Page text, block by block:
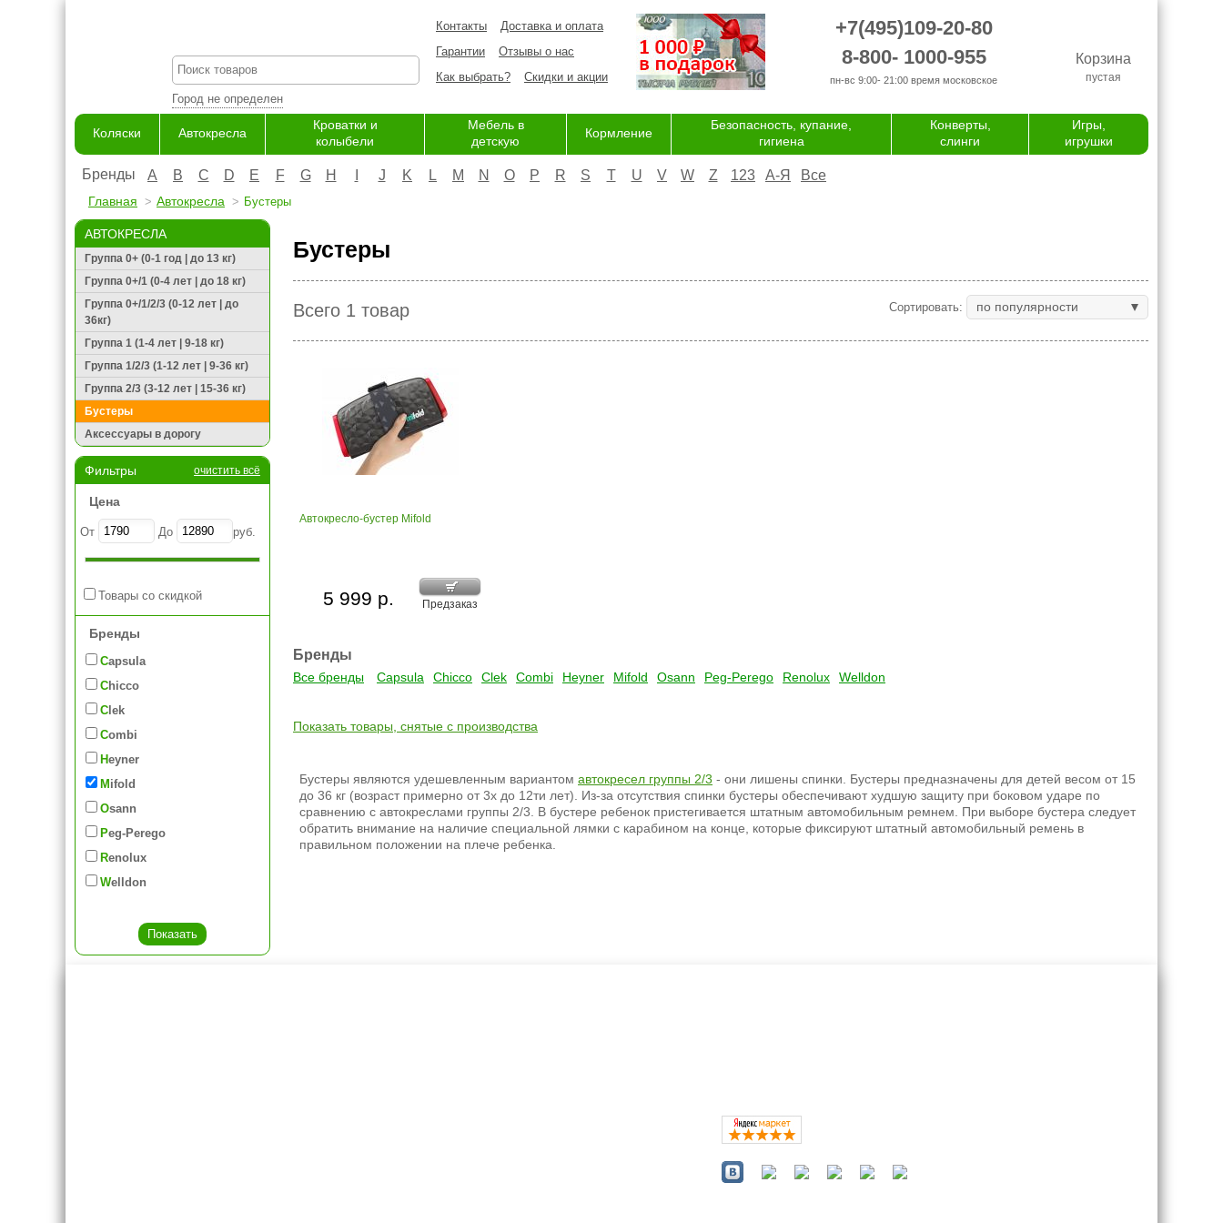
Город не определен
Контакты
Доставка и оплата
Гарантии
Отзывы о нас
Как выбрать?
Скидки и акции
+7(495)109-20-80
8-800- 1000-955
пн-вс 9:00- 21:00 время московское
Корзина
пустая
Коляски Автокресла
Кроватки и
колыбели
Мебель в
детскую
Кормление
Безопасность, купание,
гигиена
Конверты,
слинги
Игры,
игрушки
Бренды A B C D E F G H J K L M N O P R S T U V W Z 123 А-Я Все
Главная Автокресла Бустеры
АВТОКРЕСЛА
Группа 0+ (0-1 год | до 13 кг)
Группа 0+/1 (0-4 лет | до 18 кг)
Группа 0+/1/2/3 (0-12 лет | до
36кг)
Группа 1 (1-4 лет | 9-18 кг)
Группа 1/2/3 (1-12 лет | 9-36 кг)
Группа 2/3 (3-12 лет | 15-36 кг)
Бустеры
Аксессуары в дорогу
Фильтры очистить всё
Цена
От До руб.
Товары со скидкой
Бренды
Capsula
Chicco
Clek
Combi
Heyner
Mifold
Osann
Peg-Perego
Renolux
Welldon
Бустеры
Всего 1 товар Сортировать: по популярности
Автокресло-бустер Mifold
Предзаказ
5 999 р.
Бренды
Все бренды Capsula Chicco Clek Combi Heyner Mifold Osann Peg-Perego Renolux Welldon
Показать товары, снятые с производства
Бустеры являются удешевленным вариантом автокресел группы 2/3 - они лишены спинки. Бустеры предназначены для детей весом от 15
до 36 кг (возраст примерно от 3х до 12ти лет). Из-за отсутствия спинки бустеры обеспечивают худшую защиту при боковом ударе по
сравнению с автокреслами группы 2/3. В бустере ребенок пристегивается штатным автомобильным ремнем. При выборе бустера следует
обратить внимание на наличие специальной лямки с карабином на конце, которые фиксируют штатный автомобильный ремень в
правильном положении на плече ребенка.